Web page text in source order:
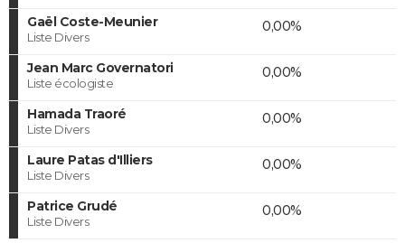
Gaël Coste-Meunier
Liste Divers
0,00%
Jean Marc Governatori
Liste écologiste
0,00%
Hamada Traoré
Liste Divers
0,00%
Laure Patas d'Illiers
Liste Divers
0,00%
Patrice Grudé
Liste Divers
0,00%